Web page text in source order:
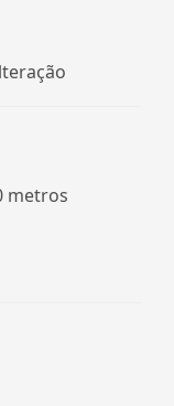
metros